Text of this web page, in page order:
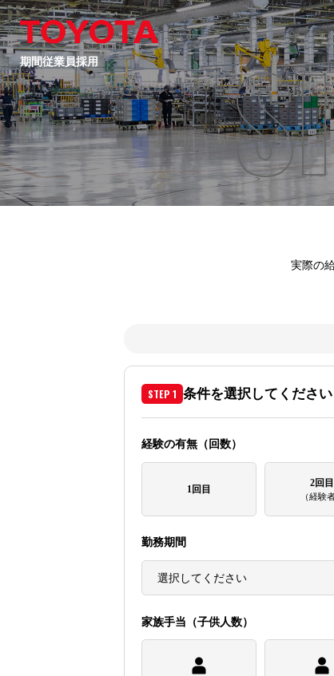
期間従業員採用
実際の
STEP 1 条件を選択してください
経験の有無（回数）
1回目
2回目
（経験者
勤務期間
家族手当（子供人数）